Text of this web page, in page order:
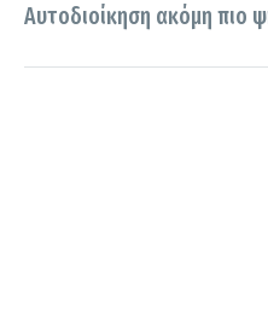
Αυτοδιοίκηση ακόμη πιο